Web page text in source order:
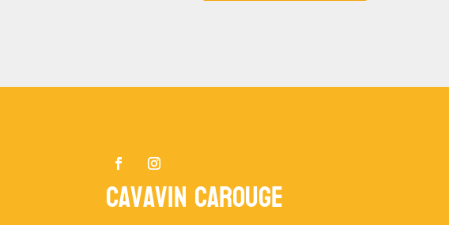
Cavavin Carouge